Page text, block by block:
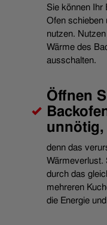
Sie können Ihr
Ofen schieben
nutzen.
Wärme des
ausschalten.
Öffnen
unnötig,
denn das
Wärmeverlust.
durch das
mehreren
die Energie